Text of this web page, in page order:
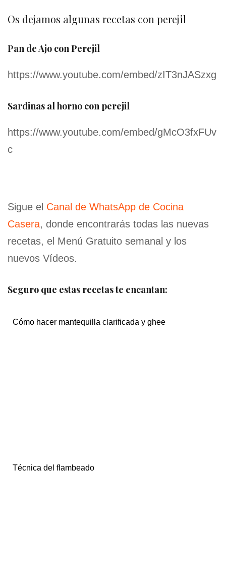
Os dejamos algunas recetas con perejil
Pan de Ajo con Perejil
https://www.youtube.com/embed/zIT3nJASzxg
Sardinas al horno con perejil
https://www.youtube.com/embed/gMcO3fxFUv
c
Sigue el Canal de WhatsApp de Cocina
Casera, donde encontrarás todas las nuevas
recetas, el Menú Gratuito semanal y los
nuevos Vídeos.
Seguro que estas recetas te encantan:
Cómo hacer mantequilla clarificada y ghee
Técnica del flambeado